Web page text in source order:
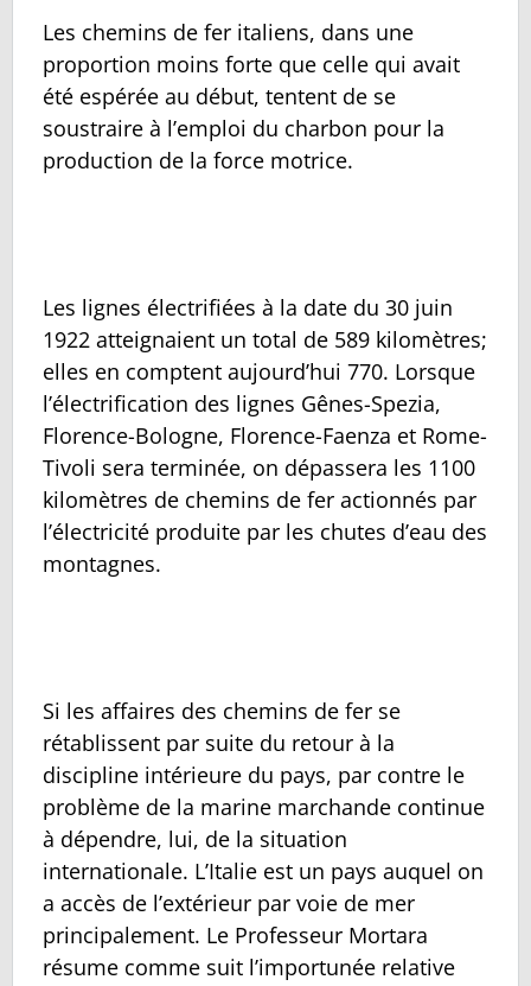
Les chemins de fer italiens, dans une
proportion moins forte que celle qui avait
été espérée au début, tentent de se
soustraire à l’emploi du charbon pour la
production de la force motrice.
Les lignes électrifiées à la date du 30 juin
1922 atteignaient un total de 589 kilomètres;
elles en comptent aujourd’hui 770. Lorsque
l’électrification des lignes Gênes-Spezia,
Florence-Bologne, Florence-Faenza et Rome-
Tivoli sera terminée, on dépassera les 1100
kilomètres de chemins de fer actionnés par
l’électricité produite par les chutes d’eau des
montagnes.
Si les affaires des chemins de fer se
rétablissent par suite du retour à la
discipline intérieure du pays, par contre le
problème de la marine marchande continue
à dépendre, lui, de la situation
internationale. L’Italie est un pays auquel on
a accès de l’extérieur par voie de mer
principalement. Le Professeur Mortara
résume comme suit l’importunée relative